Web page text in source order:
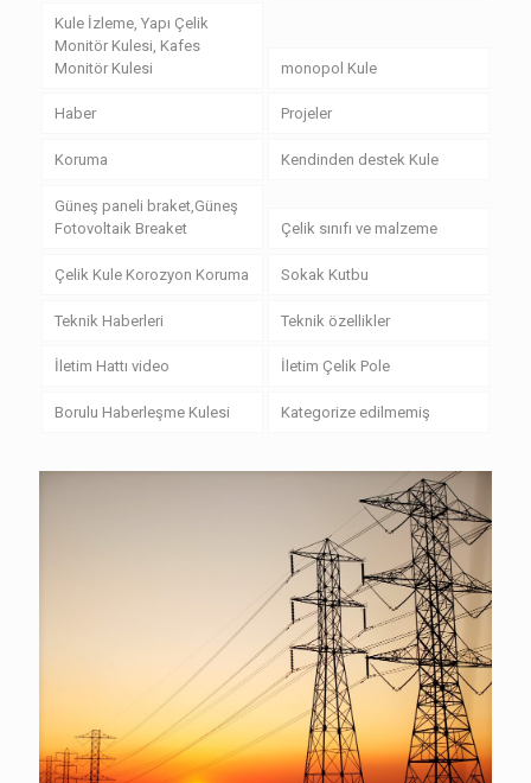
Kule İzleme, Yapı Çelik
Monitör Kulesi, Kafes
Monitör Kulesi
monopol Kule
Haber Projeler
Koruma Kendinden destek Kule
Güneş paneli braket,Güneş
Fotovoltaik Breaket
Çelik sınıfı ve malzeme
Çelik Kule Korozyon Koruma Sokak Kutbu
Teknik Haberleri Teknik özellikler
İletim Hattı video İletim Çelik Pole
Borulu Haberleşme Kulesi Kategorize edilmemiş